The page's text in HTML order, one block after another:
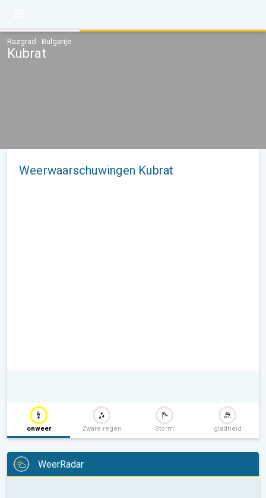
Razgrad · Bulgarije
Kubrat
Weerwaarschuwingen Kubrat
onweer Zware regen Storm gladheid
WeerRadar